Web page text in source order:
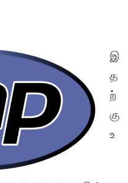
இ
த
ற்
கு
உ